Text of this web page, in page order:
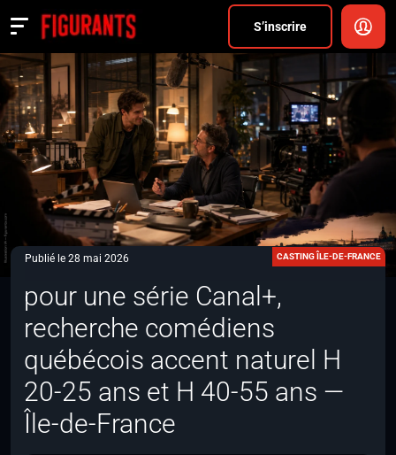
S’inscrire
Actualités
ANNONCER
FAQ
S’inscrire
CONNEXION
Publié le 28 mai 2026 CASTING ÎLE-DE-FRANCE
pour une série Canal+,
recherche comédiens
québécois accent naturel H
20-25 ans et H 40-55 ans —
Île-de-France